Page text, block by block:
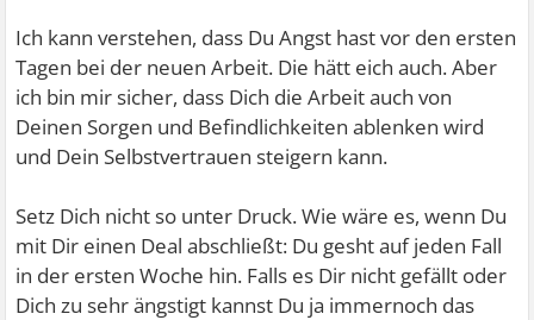
Ich kann verstehen, dass Du Angst hast vor den ersten
Tagen bei der neuen Arbeit. Die hätt eich auch. Aber
ich bin mir sicher, dass Dich die Arbeit auch von
Deinen Sorgen und Befindlichkeiten ablenken wird
und Dein Selbstvertrauen steigern kann.
Setz Dich nicht so unter Druck. Wie wäre es, wenn Du
mit Dir einen Deal abschließt: Du gesht auf jeden Fall
in der ersten Woche hin. Falls es Dir nicht gefällt oder
Dich zu sehr ängstigt kannst Du ja immernoch das